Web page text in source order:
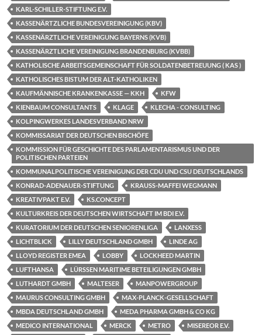
KARL-SCHILLER-STIFTUNG E.V.
KASSENÄRTZLICHE BUNDESVEREINIGUNG (KBV)
KASSENÄRZTLICHE VEREINIGUNG BAYERNS (KVB)
KASSENÄRZTLICHE VEREINIGUNG BRANDENBURG (KVBB)
KATHOLISCHE ARBEITSGEMEINSCHAFT FÜR SOLDATENBETREUUNG ( KAS )
KATHOLISCHES BISTUM DER ALT-KATHOLIKEN
KAUFMÄNNISCHE KRANKENKASSE — KKH
KFW
KIENBAUM CONSULTANTS
KLAGE
KLECHA - CONSULTING
KOLPINGWERKES LANDESVERBAND NRW
KOMMISSARIAT DER DEUTSCHEN BISCHÖFE
KOMMISSION FÜR GESCHICHTE DES PARLAMENTARISMUS UND DER
POLITISCHEN PARTEIEN
KOMMUNALPOLITISCHE VEREINIGUNG DER CDU UND CSU DEUTSCHLANDS
KONRAD-ADENAUER-STIFTUNG
KRAUSS-MAFFEI WEGMANN
KREATIVPAKT E.V.
KS.CONCEPT
KULTURKREIS DER DEUTSCHEN WIRTSCHAFT IM BDI E.V.
KURATORIUM DER DEUTSCHEN SENIORENLIGA
LANXESS
LICHTBLICK
LILLY DEUTSCHLAND GMBH
LINDE AG
LLOYD REGISTER EMEA
LOBBY
LOCKHEED MARTIN
LUFTHANSA
LÜRSSEN MARITIME BETEILIGUNGEN GMBH
LUTHARDT GMBH
MALTESER
MANPOWERGROUP
MAURUS CONSULTING GMBH
MAX-PLANCK-GESELLSCHAFT
MBDA DEUTSCHLAND GMBH
MEDA PHARMA GMBH & CO KG
MEDICO INTERNATIONAL
MERCK METRO
MISEREOR E.V.